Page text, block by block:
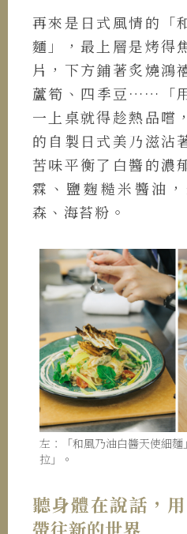
再來是日式風情的「
麵」，最上層是烤得
片，下方鋪著炙燒鴻
蘆筍、四季豆……「
一上桌就得趁熱品嚐
的自製日式美乃滋沾
苦味平衡了白醬的濃
霖、鹽麴糙米醬油
森、海苔粉。
左：「和風乃油白醬天使細
拉」。
聽身體在說話，
帶往新的世界